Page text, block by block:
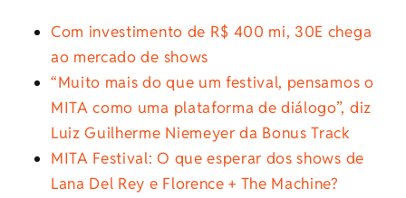
Com investimento de R$ 400 mi, 30E chega
ao mercado de shows
“Muito mais do que um festival, pensamos o
MITA como uma plataforma de diálogo”, diz
Luiz Guilherme Niemeyer da Bonus Track
MITA Festival: O que esperar dos shows de
Lana Del Rey e Florence + The Machine?